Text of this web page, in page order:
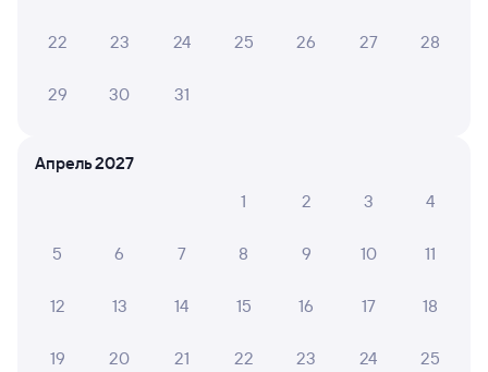
Мы используем cookies для более удобной работы
22 23 24 25 26 27 28
29 30 31
Апрель 2027
1
2 3 4
5 6 7 8 9 10 11
12 13 14 15 16 17 18
19 20 21 22 23 24 25